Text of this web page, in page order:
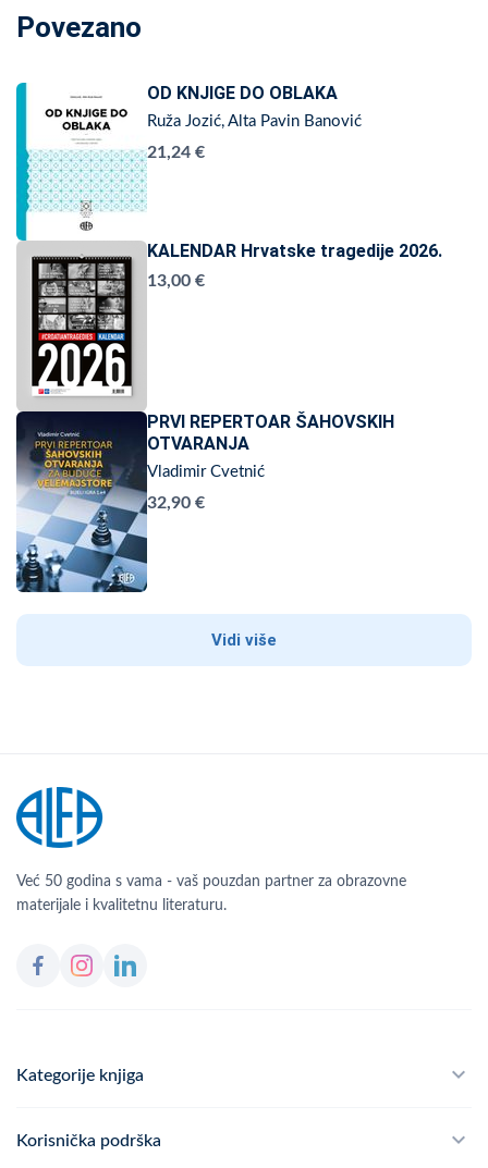
Povezano
OD KNJIGE DO OBLAKA
Ruža Jozić, Alta Pavin Banović
21,24 €
KALENDAR Hrvatske tragedije 2026.
13,00 €
PRVI REPERTOAR ŠAHOVSKIH
OTVARANJA
Vladimir Cvetnić
32,90 €
Vidi više
Već 50 godina s vama - vaš pouzdan partner za obrazovne
materijale i kvalitetnu literaturu.
Kategorije knjiga
Školski program
Korisnička podrška